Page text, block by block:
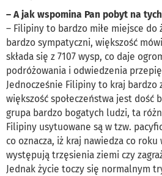
– A jak wspomina Pan pobyt na
– Filipiny to bardzo miłe miejsce do
bardzo sympatyczni, większość
składa się z 7107 wysp, co daje
podróżowania i odwiedzenia
Jednocześnie Filipiny to kraj bardzo
większość społeczeństwa jest dość
grupa bardzo bogatych ludzi, ta
Filipiny usytuowane są w tzw.
co oznacza, iż kraj nawiedza co
występują trzęsienia ziemi czy
Jednak życie toczy się normalnym